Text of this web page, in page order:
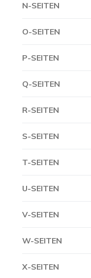
N-SEITEN
O-SEITEN
P-SEITEN
Q-SEITEN
R-SEITEN
S-SEITEN
T-SEITEN
U-SEITEN
V-SEITEN
W-SEITEN
X-SEITEN